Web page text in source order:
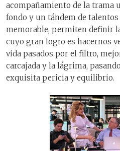
acompañamiento de la trama
fondo y un tándem de
memorable, permiten definir
cuyo gran logro es hacernos
vida pasados por el filtro,
carcajada y la lágrima,
exquisita pericia y equilibrio.